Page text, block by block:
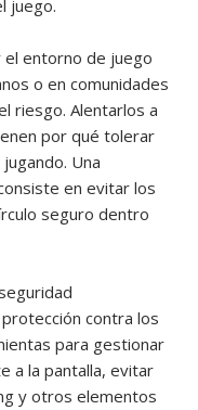
juego.
entorno de juego
o en comunidades
riesgo. Alentarlos a
por qué tolerar
Una
en evitar los
seguro dentro
contra los
para gestionar
a la pantalla, evitar
y otros elementos